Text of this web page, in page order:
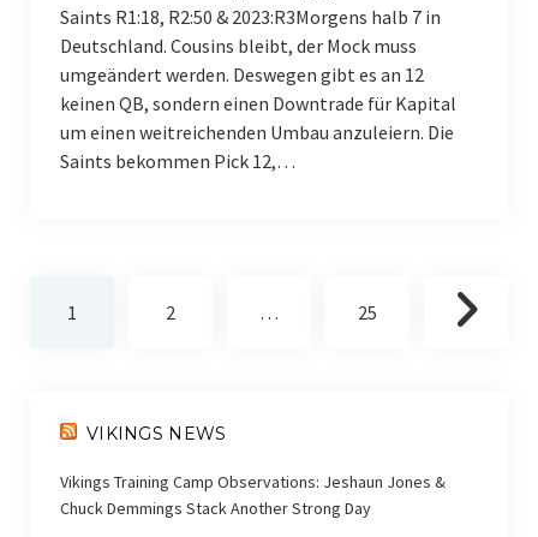
Saints R1:18, R2:50 & 2023:R3Morgens halb 7 in
Deutschland. Cousins bleibt, der Mock muss
umgeändert werden. Deswegen gibt es an 12
keinen QB, sondern einen Downtrade für Kapital
um einen weitreichenden Umbau anzuleiern. Die
Saints bekommen Pick 12,…
1 2 … 25
VIKINGS NEWS
Vikings Training Camp Observations: Jeshaun Jones &
Chuck Demmings Stack Another Strong Day